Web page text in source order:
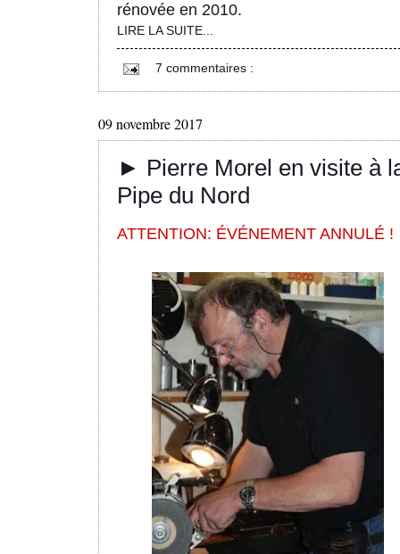
rénovée en 2010.
LIRE LA SUITE...
7 commentaires :
09 novembre 2017
► Pierre Morel en visite à
Pipe du Nord
ATTENTION: ÉVÉNEMENT ANNULÉ !